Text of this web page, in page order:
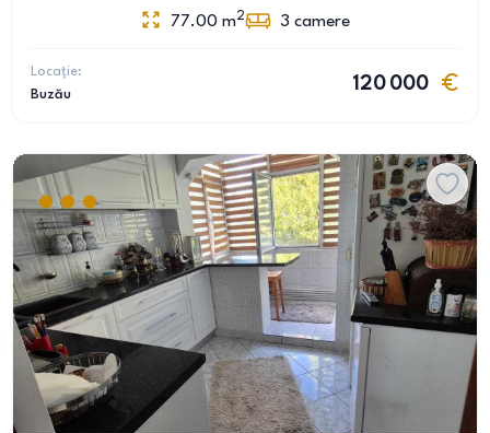
77.00 m2 3 camere
Locație:
Buzău
120 000